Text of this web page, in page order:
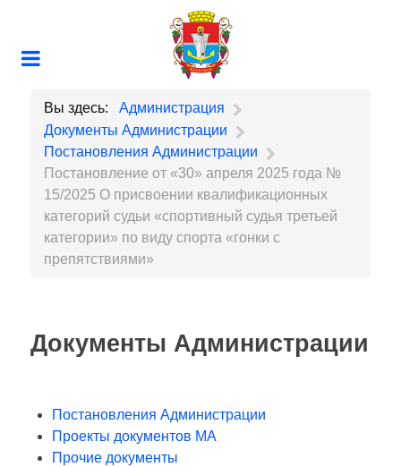
Вы здесь:
Администрация
Документы Администрации
Постановления Администрации
Постановление от «30» апреля 2025 года №
15/2025 О присвоении квалификационных
категорий судьи «спортивный судья третьей
категории» по виду спорта «гонки с
препятствиями»
Документы Администрации
Постановления Администрации
Проекты документов МА
Прочие документы